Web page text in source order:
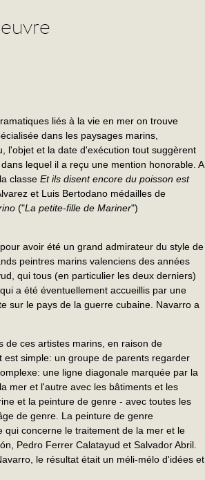
liés à la vie en mer on trouve
dans les paysages marins,
l'objet et la date d'exécution tout suggèrent
lequel il a reçu une mention honorable. A
classe Et ils disent encore du poisson est
et Luis Bertodano médailles de
("La petite-fille de Mariner")
avoir été un grand admirateur du style de
peintres marins valenciens des années
qui tous (en particulier les deux derniers)
a été éventuellement accueillis par une
sur le pays de la guerre cubaine. Navarro a
de ces artistes marins, en raison de
simple: un groupe de parents regarder
une ligne diagonale marquée par la
mer et l'autre avec les bâtiments et les
et la peinture de genre - avec toutes les
de genre. La peinture de genre
qui concerne le traitement de la mer et le
Pedro Ferrer Calatayud et Salvador Abril.
le résultat était un méli-mélo d'idées et